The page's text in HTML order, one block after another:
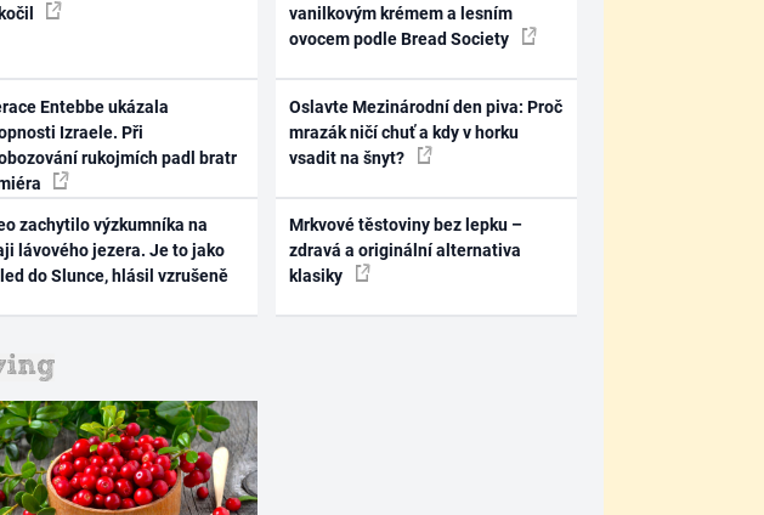
Entebbe ukázala
Izraele. Při
rukojmích padl bratr
zachytilo výzkumníka na
lávového jezera. Je to jako
do Slunce, hlásil vzrušeně
vanilkovým krémem a lesním
ovocem podle Bread Society
Oslavte Mezinárodní den piva: Proč
mrazák ničí chuť a kdy v horku
vsadit na šnyt?
Mrkvové těstoviny bez lepku –
zdravá a originální alternativa
klasiky